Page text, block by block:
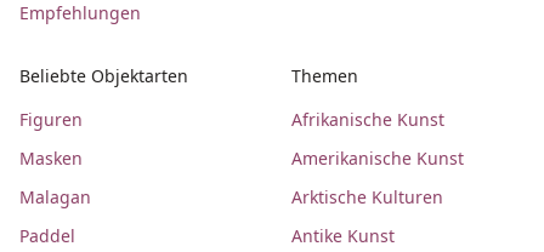
Empfehlungen
Beliebte Objektarten
Figuren
Masken
Malagan
Paddel
Themen
Afrikanische Kunst
Amerikanische Kunst
Arktische Kulturen
Antike Kunst